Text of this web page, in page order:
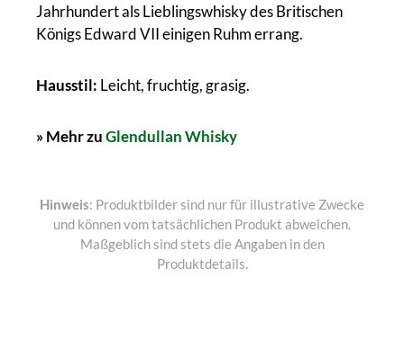
Jahrhundert als Lieblingswhisky des Britischen
Königs Edward VII einigen Ruhm errang.
Hausstil: Leicht, fruchtig, grasig.
» Mehr zuGlendullan Whisky
Hinweis: Produktbilder sind nur für illustrative Zwecke
und können vom tatsächlichen Produkt abweichen.
Maßgeblich sind stets die Angaben in den
Produktdetails.